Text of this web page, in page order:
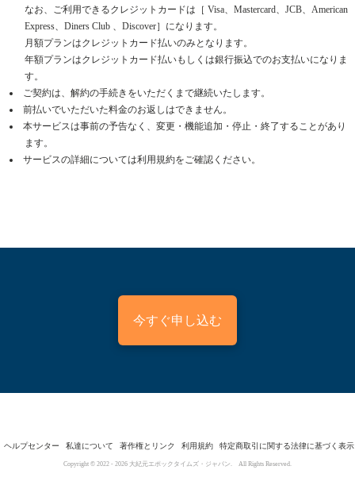
なお、ご利用できるクレジットカードは［ Visa、Mastercard、JCB、American
Express、Diners Club 、Discover］になります。
月額プランはクレジットカード払いのみとなります。
年額プランはクレジットカード払いもしくは銀行振込でのお支払いになりま
す。
ご契約は、解約の手続きをいただくまで継続いたします。
前払いでいただいた料金のお返しはできません。
本サービスは事前の予告なく、変更・機能追加・停止・終了することがあり
ます。
サービスの詳細については利用規約をご確認ください。
今すぐ申し込む
ヘルプセンター 私達について 著作権とリンク 利用規約 特定商取引に関する法律に基づく表示
Copyright © 2022 - 2026 大紀元エポックタイムズ・ジャパン. All Rights Reserved.